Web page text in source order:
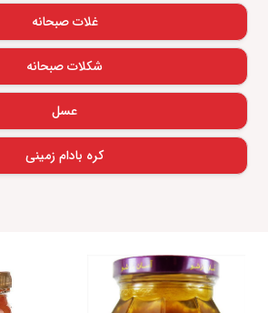
غلات صبحانه
شکلات صبحانه
عسل
کره بادام زمینی